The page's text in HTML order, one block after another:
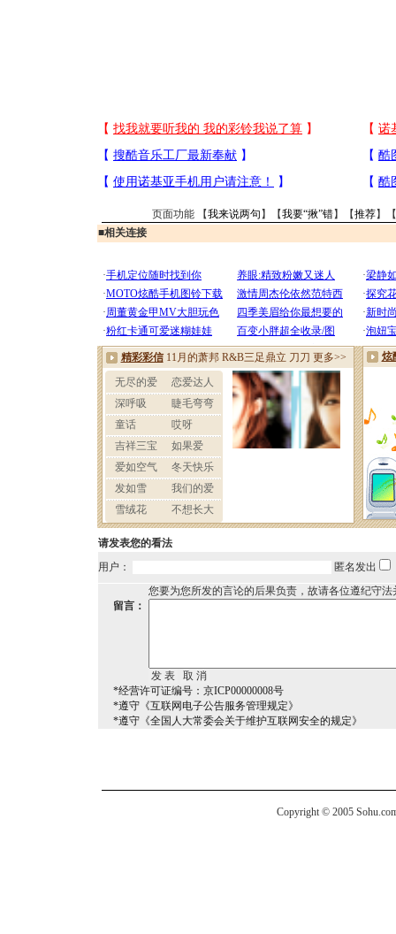
页面功能 【我来说两句 】【我要“揪”错】【推荐】
■相关连接
请发表您的看法
用户：
匿名发出
您要为您所发的言论的后果负责，故请各位遵纪守
留言：
*经营许可证编号：京ICP00000008号
*遵守《互联网电子公告服务管理规定》
*遵守《全国人大常委会关于维护互联网安全的规定》
Copyright © 2005